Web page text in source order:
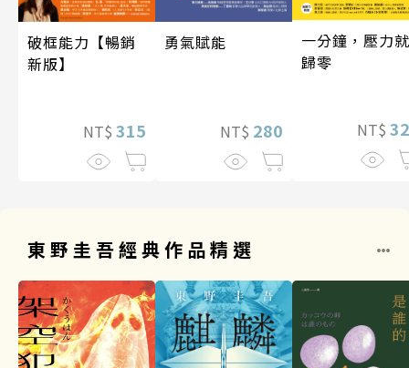
破框能力【暢銷
新版】
NT$ 315
勇氣賦能
NT$ 280
一分鐘，壓力就
歸零
NT$
東野圭吾經典作品精選